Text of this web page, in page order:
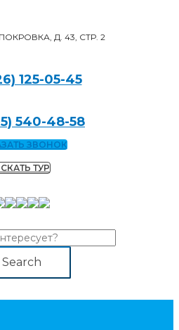
Д. 43, СТР. 2
125-05-45
540-48-58
ЗВОНОК
ТУР
Search